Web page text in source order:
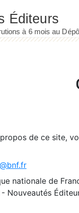
de ce site,
nationale de
Nouveautés